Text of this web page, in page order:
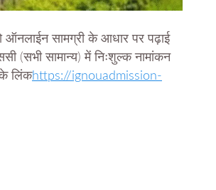
ऑनलाईन सामग्री के आधार पर पढ़ाई
(सभी सामान्य) में निःशुल्क नामांकन
लिंकhttps://ignouadmission-